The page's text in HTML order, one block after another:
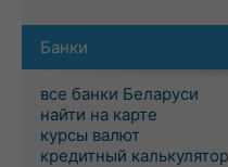
Банки
все банки Беларуси
найти на карте
курсы валют
кредитный калькулятор